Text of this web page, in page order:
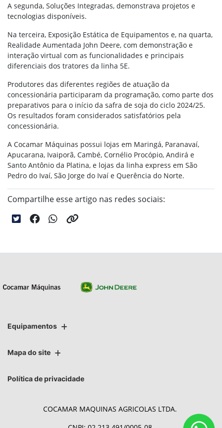
A segunda, Soluções Integradas, demonstrava projetos e
tecnologias disponíveis.
Na terceira, Exposição Estática de Equipamentos e, na quarta,
Realidade Aumentada John Deere, com demonstração e
interação virtual com as funcionalidades e principais
diferenciais dos tratores da linha 5E.
Produtores das diferentes regiões de atuação da
concessionária participaram da programação, como parte dos
preparativos para o início da safra de soja do ciclo 2024/25.
Os resultados foram considerados satisfatórios pela
concessionária.
A Cocamar Máquinas possui lojas em Maringá, Paranavaí,
Apucarana, Ivaiporã, Cambé, Cornélio Procópio, Andirá e
Santo Antônio da Platina, e lojas da linha express em São
Pedro do Ivaí, São Jorge do Ivaí e Querência do Norte.
Compartilhe esse artigo nas redes sociais:
Equipamentos
Mapa do site
Política de privacidade
COCAMAR MAQUINAS AGRICOLAS LTDA.